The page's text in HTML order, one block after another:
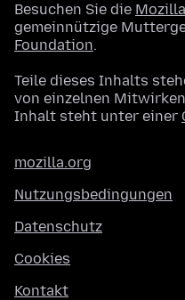
Besuchen Sie die
gemeinnützige
Foundation.
Teile dieses Inhalts
von einzelnen
Inhalt steht unter einer
mozilla.org
Nutzungsbedingungen
Datenschutz
Cookies
Kontakt